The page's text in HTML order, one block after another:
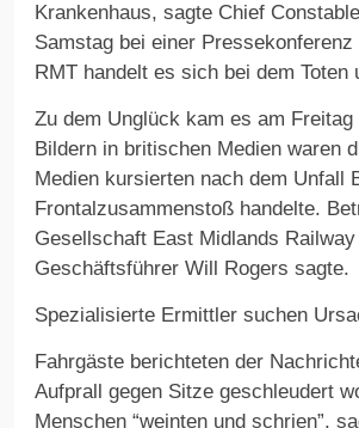
Krankenhaus, sagte Chief
Samstag bei einer
RMT handelt es sich bei dem Toten
Zu dem Unglück kam es am
Bildern in britischen Medien waren
Medien kursierten nach dem Unfall
Frontalzusammenstoß handelte.
Gesellschaft East Midlands
Geschäftsführer Will Rogers sagte.
Spezialisierte Ermittler suchen
Fahrgäste berichteten der
Aufprall gegen Sitze geschleudert
Menschen “weinten und schrien”,